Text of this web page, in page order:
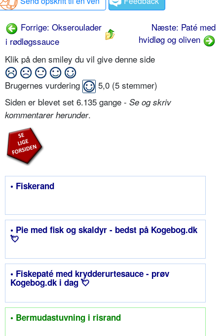
Forrige: Okseroulader
i rødløgssauce
Næste: Paté med
hvidløg og oliven
Klik på den smiley du vil give denne side
Brugernes vurdering 5,0 (5 stemmer)
Siden er blevet set 6.135 gange - Se og skriv
kommentarer herunder.
• Fiskerand
• Pie med fisk og skaldyr - bedst på Kogebog.dk
💘
• Fiskepaté med krydderurtesauce - prøv
Kogebog.dk i dag 💘
• Bermudastuvning i risrand